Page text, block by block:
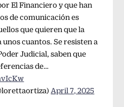
El Financiero y que han
de comunicación es
que quieren que la
cuantos. Se resisten a
Judicial, saben que
de…
April 7, 2025